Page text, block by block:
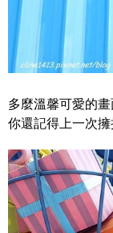
多麼溫馨可愛的
你還記得上一次